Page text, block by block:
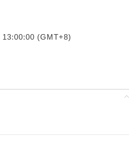
13:00:00 (GMT+8)